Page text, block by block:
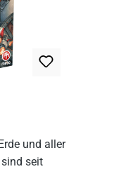
und aller
seit